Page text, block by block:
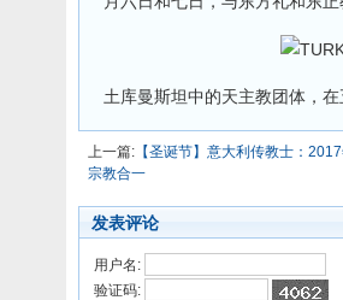
土库曼斯坦中的天主教团体，
上一篇: 【圣诞节】意大利传教士：
宗教合一
发表评论
用户名:
验证码: